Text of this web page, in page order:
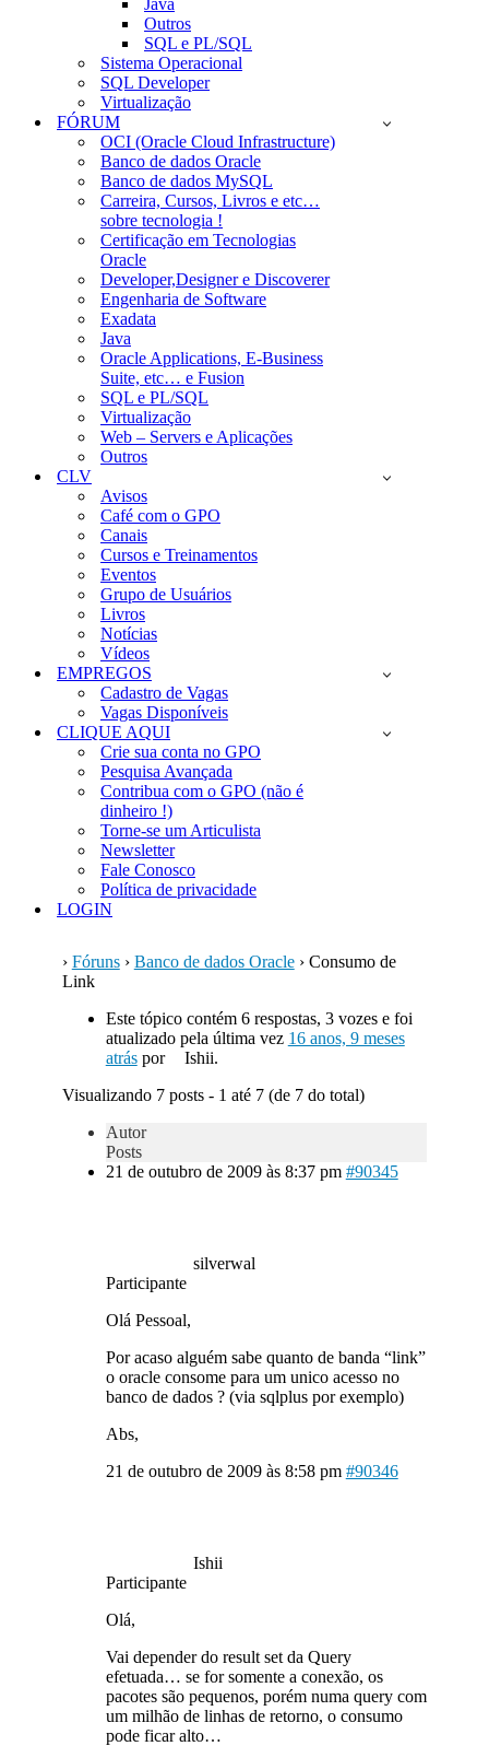
Java
Outros
SQL e PL/SQL
Sistema Operacional
SQL Developer
Virtualização
FÓRUM
OCI (Oracle Cloud Infrastructure)
Banco de dados Oracle
Banco de dados MySQL
Carreira, Cursos, Livros e etc…
sobre tecnologia !
Certificação em Tecnologias
Oracle
Developer,Designer e Discoverer
Engenharia de Software
Exadata
Java
Oracle Applications, E-Business
Suite, etc… e Fusion
SQL e PL/SQL
Virtualização
Web – Servers e Aplicações
Outros
CLV
Avisos
Café com o GPO
Canais
Cursos e Treinamentos
Eventos
Grupo de Usuários
Livros
Notícias
Vídeos
EMPREGOS
Cadastro de Vagas
Vagas Disponíveis
CLIQUE AQUI
Crie sua conta no GPO
Pesquisa Avançada
Contribua com o GPO (não é
dinheiro !)
Torne-se um Articulista
Newsletter
Fale Conosco
Política de privacidade
LOGIN
› Fóruns › Banco de dados Oracle › Consumo de
Link
Este tópico contém 6 respostas, 3 vozes e foi
atualizado pela última vez 16 anos, 9 meses
atráspor
Ishii.
Visualizando 7 posts - 1 até 7 (de 7 do total)
Autor
Posts
21 de outubro de 2009 às 8:37 pm #90345
silverwal
Participante
Olá Pessoal,
Por acaso alguém sabe quanto de banda “link”
o oracle consome para um unico acesso no
banco de dados ? (via sqlplus por exemplo)
Abs,
21 de outubro de 2009 às 8:58 pm #90346
Ishii
Participante
Olá,
Vai depender do result set da Query
efetuada… se for somente a conexão, os
pacotes são pequenos, porém numa query com
um milhão de linhas de retorno, o consumo
pode ficar alto…